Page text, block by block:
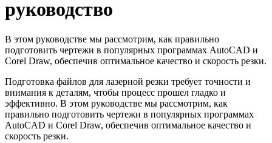
руководство
В этом руководстве мы рассмотрим, как правильно
подготовить чертежи в популярных программах AutoCAD и
Corel Draw, обеспечив оптимальное качество и скорость резки.
Подготовка файлов для лазерной резки требует точности и
внимания к деталям, чтобы процесс прошел гладко и
эффективно. В этом руководстве мы рассмотрим, как
правильно подготовить чертежи в популярных программах
AutoCAD и Corel Draw, обеспечив оптимальное качество и
скорость резки.